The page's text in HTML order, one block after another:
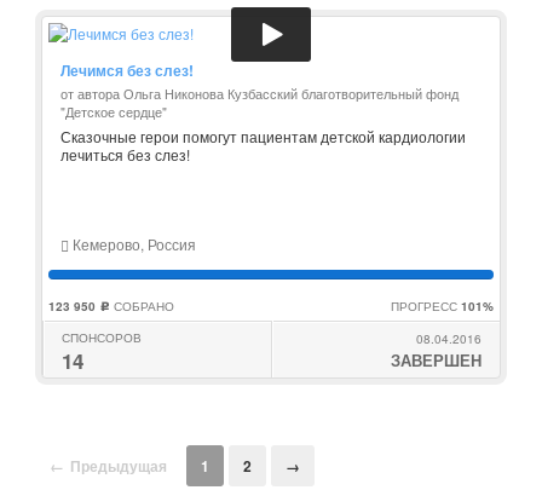
Лечимся без слез!
от автора Ольга Никонова Кузбасский благотворительный фонд
"Детское сердце"
Сказочные герои помогут пациентам детской кардиологии
лечиться без слез!
Кемерово, Россия
123 950 c СОБРАНО ПРОГРЕСС 101%
СПОНСОРОВ
14
08.04.2016
ЗАВЕРШЕН
Предыдущая 1 2